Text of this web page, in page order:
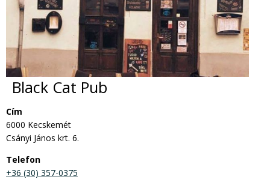
Black Cat Pub
Cím
6000 Kecskemét
Csányi János krt. 6.
Telefon
+36 (30) 357-0375